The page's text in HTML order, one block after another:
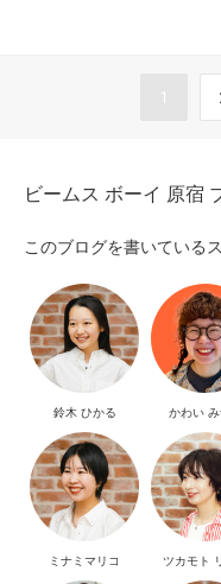
1
ビームス ボーイ 原宿
このブログを書いている
鈴木 ひかる かわい み
ミナミマリコ ツカモト